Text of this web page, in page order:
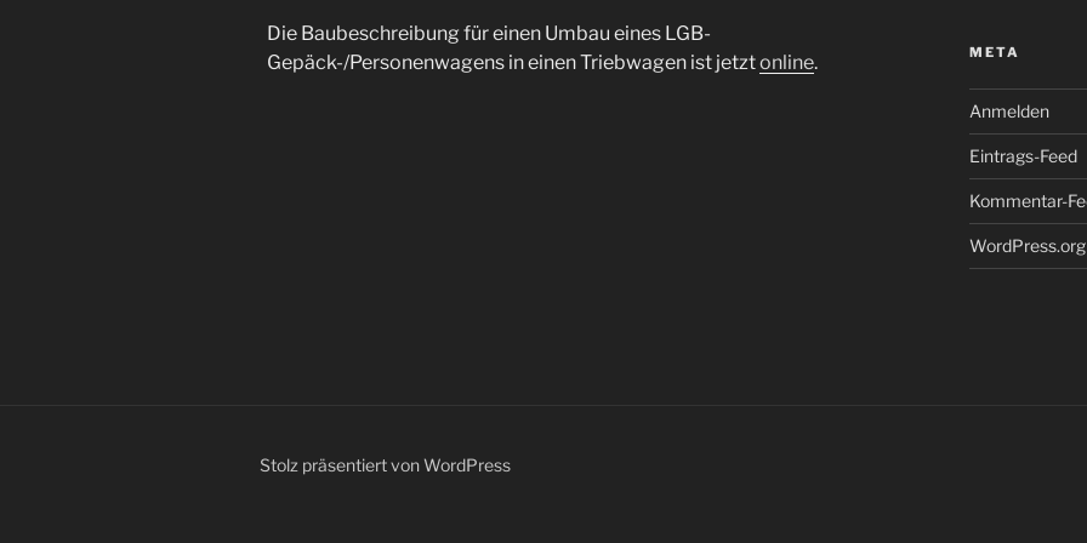
Die Baubeschreibung für einen Umbau eines LGB-
Gepäck-/Personenwagens in einen Triebwagen ist jetztonline. META
Anmelden
Eintrags-Feed
Kommentar-
WordPress.org
Stolz präsentiert von WordPress